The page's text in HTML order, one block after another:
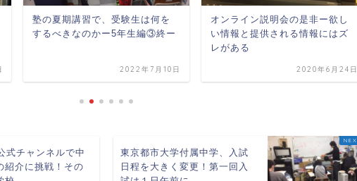
塾の夏期講習で、受験生は何を
するべきなのかー5年生編③終ー
2022年7月10日
オンライン説明会の是非ー欲し
い情報と提供される情報にはズ
レがある
2020年6月24日
式チャンネルで中
紹介に挑戦！その
東京都市大学付属中学、入試
日程を大きく変更！第一回入